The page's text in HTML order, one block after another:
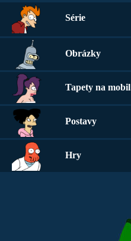
Série
Obrázky
Tapety na mobil
Postavy
Hry